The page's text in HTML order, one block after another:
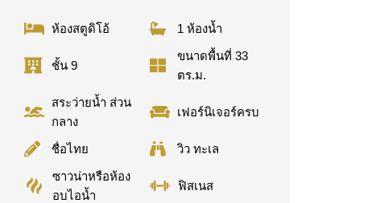
ห้องสตูดิโอ้ 1 ห้องน้ำ
ชั้น 9
ขนาดพื้นที่ 33
ตร.ม.
สระว่ายน้ำ ส่วน
กลาง
เฟอร์นิเจอร์ครบ
ชื่อไทย
วิว ทะเล
ซาวน่าหรือห้อง
อบไอน้ำ
ฟิสเนส